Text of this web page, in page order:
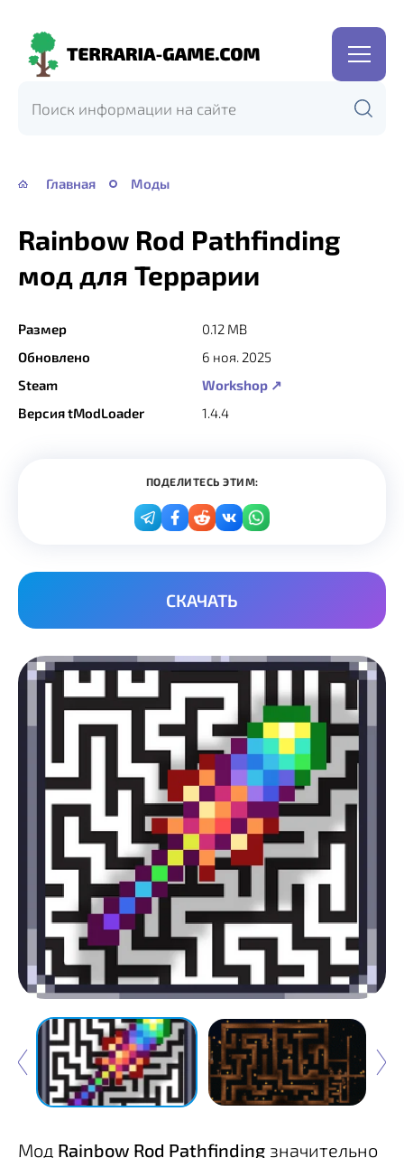
Terraria-
Главная Моды
Rainbow Rod Pathfinding
мод для Террарии
Размер
0.12 MB
Обновлено
6 ноя. 2025
Steam
Workshop ↗
Версия tModLoader
1.4.4
ПОДЕЛИТЕСЬ ЭТИМ:
СКАЧАТЬ
Мод Rainbow Rod Pathfinding значительно